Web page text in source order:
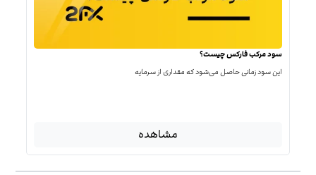
سود مرکب فارکس چیست؟
این سود زمانی حاصل می‌شود که مقداری از سرمایه
مشاهده